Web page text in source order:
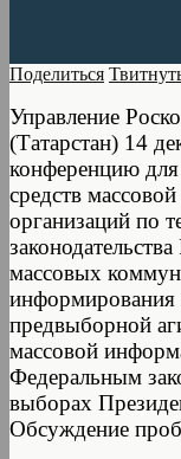
Поделиться
Управление
(Татарстан) 14
конференцию для
средств
организаций по
массовых
информирования
предвыборной
массовой
Федеральным
выборах
Обсуждение